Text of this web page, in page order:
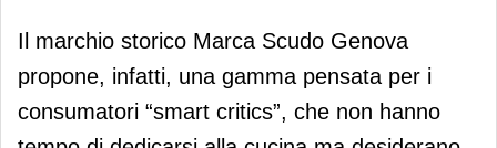
Il marchio storico Marca Scudo Genova
propone, infatti, una gamma pensata per i
consumatori “smart critics”, che non hanno